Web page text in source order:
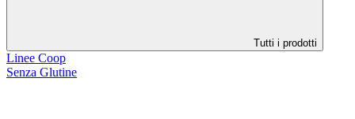
Tutti i prodotti
Linee Coop
Senza Glutine